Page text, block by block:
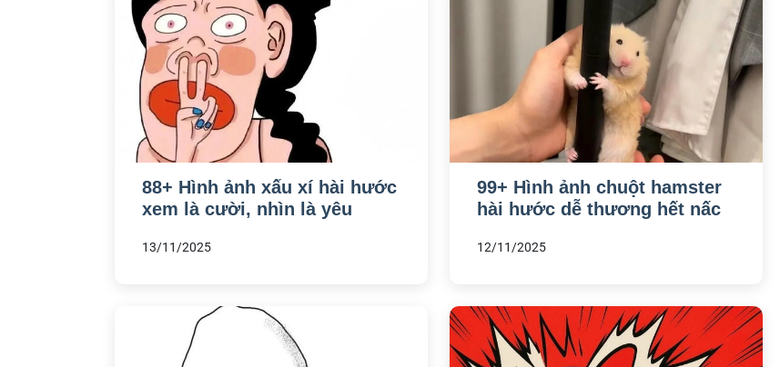
88+ Hình ảnh xấu xí hài hước
xem là cười, nhìn là yêu
13/11/2025
99+ Hình ảnh chuột hamster
hài hước dễ thương hết nấc
12/11/2025